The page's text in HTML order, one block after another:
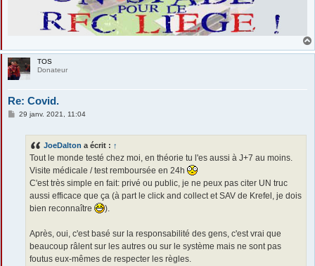
TOS
Donateur
Re: Covid.
M29 janv. 2021, 11:04
JoeDalton a écrit : ↑
Tout le monde testé chez moi, en théorie tu l'es aussi à J+7 au moins.
Visite médicale / test remboursée en 24h
C'est très simple en fait: privé ou public, je ne peux pas citer UN truc
aussi efficace que ça (à part le click and collect et SAV de Krefel, je dois
bien reconnaître
).
Après, oui, c'est basé sur la responsabilité des gens, c'est vrai que
beaucoup râlent sur les autres ou sur le système mais ne sont pas
foutus eux-mêmes de respecter les règles.